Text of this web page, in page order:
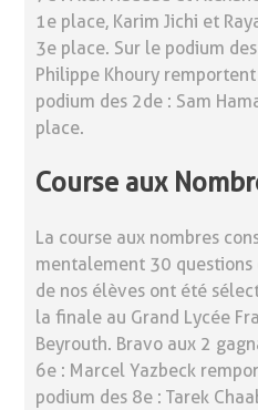
1e place, Karim Jichi et
3e place. Sur le podium
Philippe Khoury
podium des 2de : Sam
place.
Course aux
La course aux nombres
mentalement 30 questions
de nos élèves ont été
la finale au Grand Lycée
Beyrouth. Bravo aux 2
6e : Marcel Yazbeck
podium des 8e : Tarek